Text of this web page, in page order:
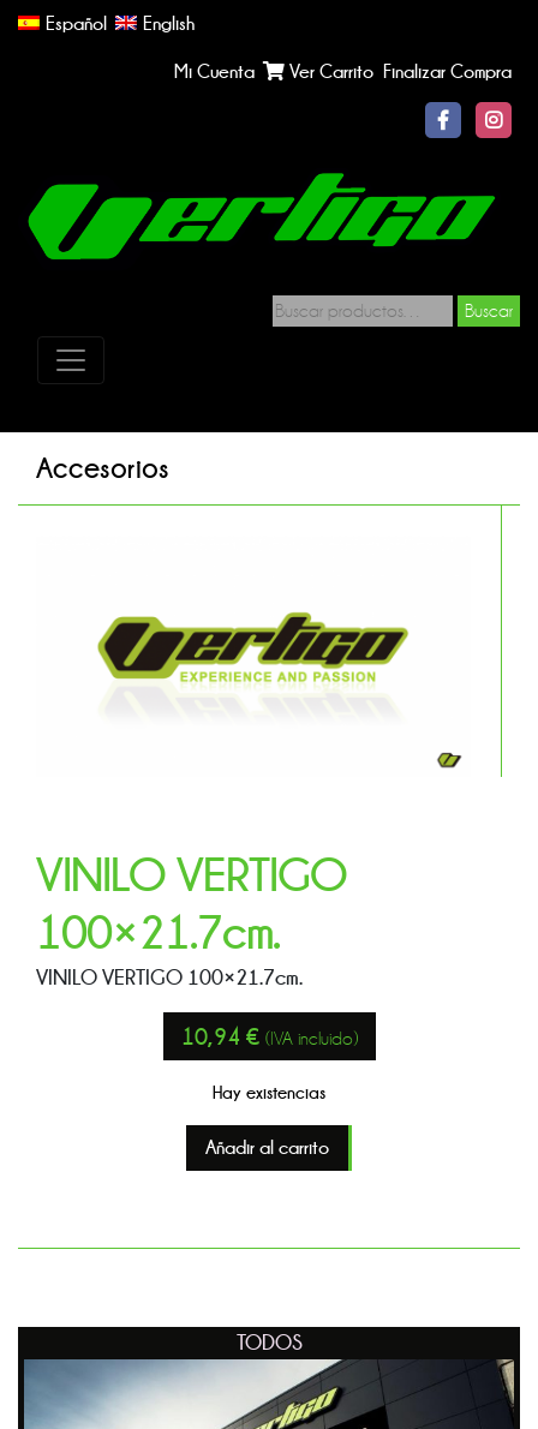
Español English
Mi Cuenta Ver Carrito Finalizar Compra
Buscar
TODOS
Accesorios
VINILO VERTIGO
100×21.7cm.
VINILO VERTIGO 100×21.7cm.
Hay existencias
Añadir al carrito
10,94 € (IVA incluido)